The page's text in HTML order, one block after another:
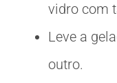
vidro com
Leve a
outro.